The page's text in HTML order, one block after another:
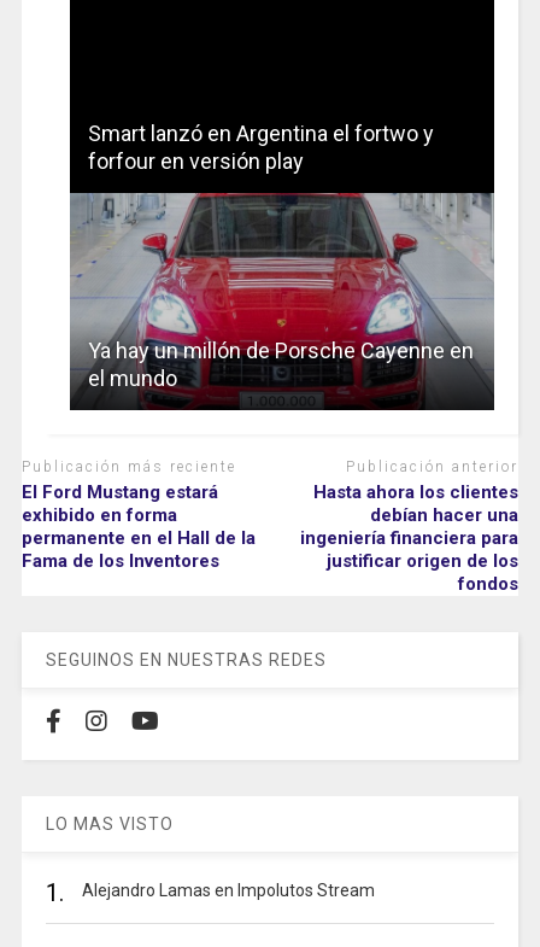
Smart lanzó en Argentina el fortwo y
forfour en versión play
Ya hay un millón de Porsche Cayenne en
el mundo
Publicación más reciente
El Ford Mustang estará
exhibido en forma
permanente en el Hall de la
Fama de los Inventores
Publicación anterior
Hasta ahora los clientes
debían hacer una
ingeniería financiera para
justificar origen de los
fondos
SEGUINOS EN NUESTRAS REDES
LO MAS VISTO
1. Alejandro Lamas en Impolutos Stream